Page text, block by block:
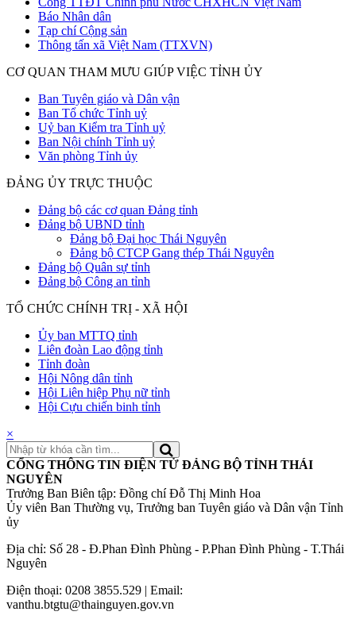
Báo Nhân dân
Tạp chí Cộng sản
Thông tấn xã Việt Nam (TTXVN)
CƠ QUAN THAM MƯU GIÚP VIỆC TỈNH ỦY
Ban Tuyên giáo và Dân vận
Ban Tổ chức Tỉnh uỷ
Uỷ ban Kiểm tra Tỉnh uỷ
Ban Nội chính Tỉnh uỷ
Văn phòng Tỉnh ủy
ĐẢNG ỦY TRỰC THUỘC
Đảng bộ các cơ quan Đảng tỉnh
Đảng bộ UBND tỉnh
Đảng bộ Đại học Thái Nguyên
Đảng bộ CTCP Gang thép Thái Nguyên
Đảng bộ Quân sự tỉnh
Đảng bộ Công an tỉnh
TỔ CHỨC CHÍNH TRỊ - XÃ HỘI
Ủy ban MTTQ tỉnh
Liên đoàn Lao động tỉnh
Tỉnh đoàn
Hội Nông dân tỉnh
Hội Liên hiệp Phụ nữ tỉnh
Hội Cựu chiến binh tỉnh
×
CỔNG THÔNG TIN ĐIỆN TỬ ĐẢNG BỘ TỈNH THÁI
NGUYÊN
Trưởng Ban Biên tập: Đồng chí Đỗ Thị Minh Hoa
Ủy viên Ban Thường vụ, Trưởng ban Tuyên giáo và Dân vận Tỉnh
ủy
Địa chỉ: Số 28 - Đ.Phan Đình Phùng - P.Phan Đình Phùng - T.Thái
Nguyên
Điện thoại: 0208 3855.529 | Email:
vanthu.btgtu@thainguyen.gov.vn